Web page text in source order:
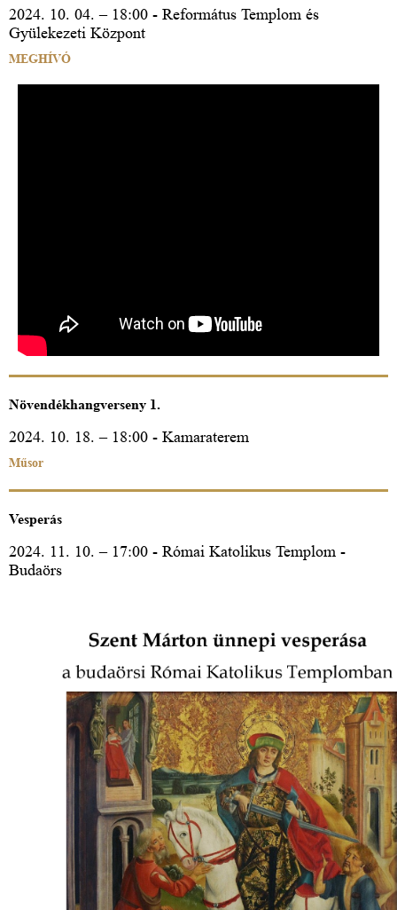
2024. 10. 04. – 18:00 - Református Templom és
Gyülekezeti Központ
MEGHÍVÓ
Növendékhangverseny 1.
2024. 10. 18. – 18:00 - Kamaraterem
Műsor
Vesperás
2024. 11. 10. – 17:00 - Római Katolikus Templom -
Budaörs